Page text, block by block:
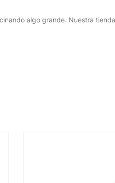
algo grande. Nuestra